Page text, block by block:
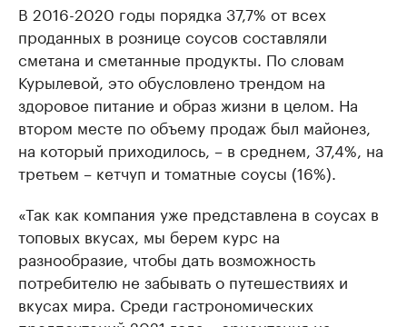
В 2016-2020 годы порядка 37,7% от всех
проданных в рознице соусов составляли
сметана и сметанные продукты. По словам
Курылевой, это обусловлено трендом на
здоровое питание и образ жизни в целом. На
втором месте по объему продаж был майонез,
на который приходилось, – в среднем, 37,4%, на
третьем – кетчуп и томатные соусы (16%).
«Так как компания уже представлена в соусах в
топовых вкусах, мы берем курс на
разнообразие, чтобы дать возможность
потребителю не забывать о путешествиях и
вкусах мира. Среди гастрономических